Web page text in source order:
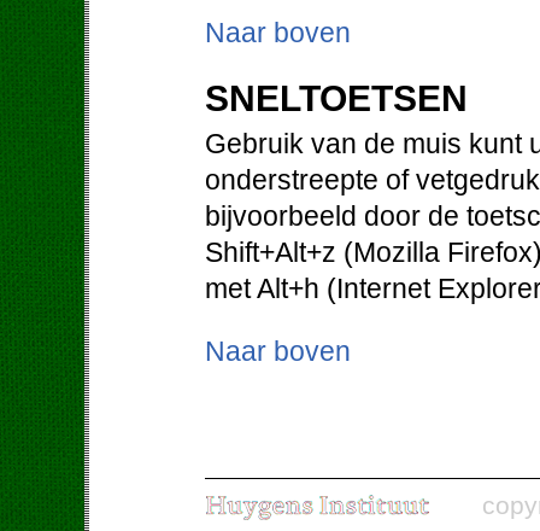
Naar boven
SNELTOETSEN
Gebruik van de muis kunt
onderstreepte of
bijvoorbeeld door de
Shift+Alt+z (Mozilla
met Alt+h (Internet
Naar boven